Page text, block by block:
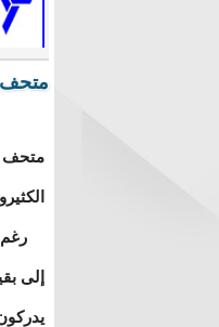
متحف
متحف
رغم
إلى